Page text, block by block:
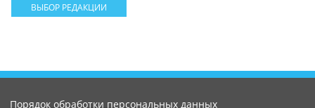
ВЫБОР РЕДАКЦИИ
Порядок обработки персональных данных